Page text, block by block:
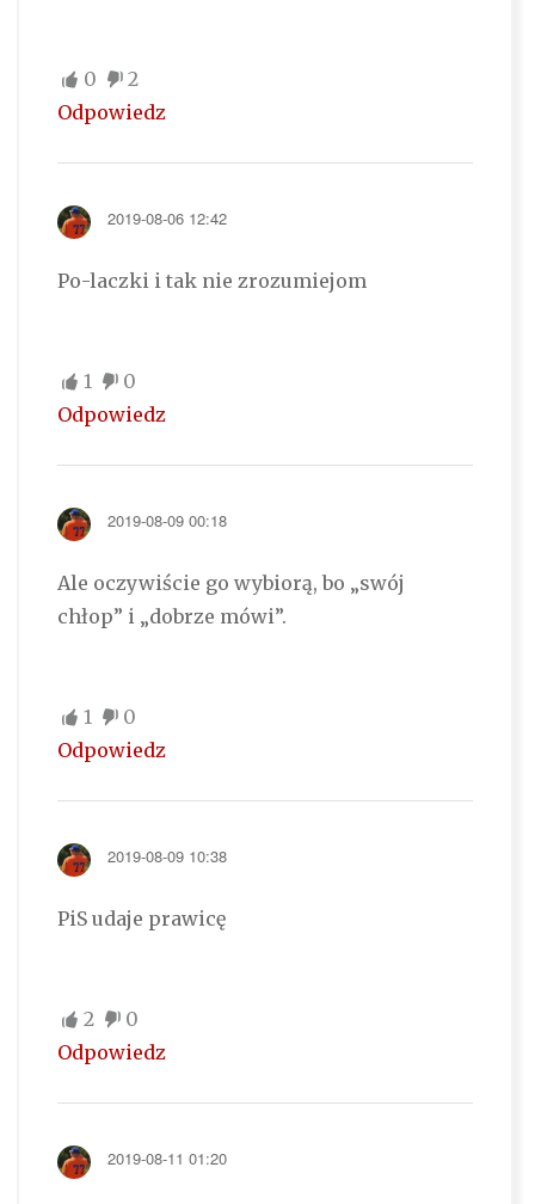
0
2
Odpowiedz
2019-08-06 12:42
Po-laczki i tak nie zrozumiejom
1
0
Odpowiedz
2019-08-09 00:18
Ale oczywiście go wybiorą, bo „swój
chłop” i „dobrze mówi”.
1
0
Odpowiedz
2019-08-09 10:38
PiS udaje prawicę
2
0
Odpowiedz
2019-08-11 01:20